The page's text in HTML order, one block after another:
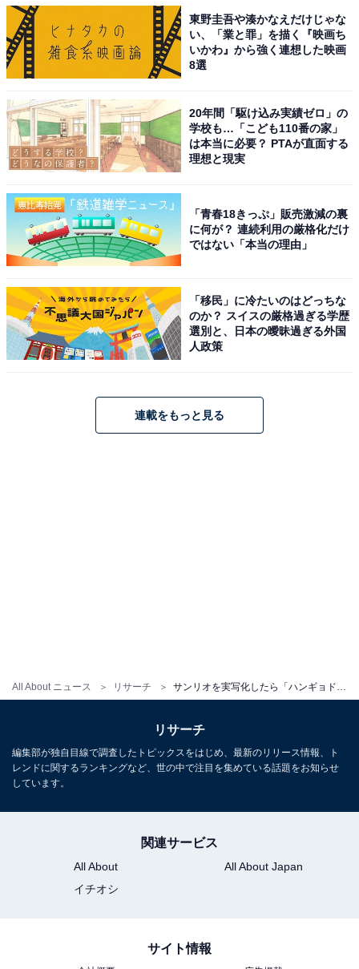
All About ニュース リサーチ サンリオを実写化したら「ハンギョドン」を演じてほしい俳優ランキング！ 「菅田将暉」を超える1位は？
東野圭吾や湊かなえだけじゃな
い、「業と罪」を描く『映画ち
いかわ』から強く連想した映画
8選
20年間「駆け込み実績ゼロ」の
学校も…「こども110番の家」
は本当に必要？ PTAが直面する
理想と現実
「青春18きっぷ」販売激減の裏
に何が？ 連続利用の厳格化だけ
ではない「本当の理由」
「移民」に冷たいのはどっちな
のか？ スイスの厳格過ぎる学歴
選別と、日本の曖昧過ぎる外国
人政策
連載をもっと見る
リサーチ
編集部が独自目線で調査したトピックスをはじめ、最新のリリース情報、ト
レンドに関するランキングなど、世の中で注目を集めている話題をお知らせ
しています。
関連サービス
All About
All About Japan
イチオシ
サイト情報